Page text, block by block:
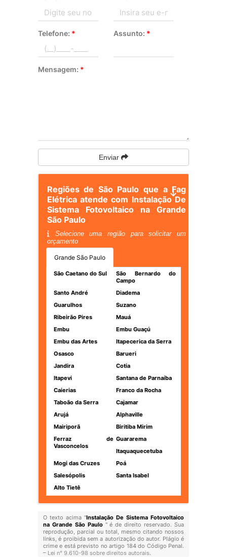
Telefone: * Assunto: *
Mensagem: *
Enviar
Regiões de São Paulo que a Fag
Elétrica atende com Instalação De
Sistema Fotovoltaico na Grande
São Paulo
Selecione uma região para solicitar um
orçamento
Grande São Paulo
São Caetano do Sul
São Bernardo do
Campo
Santo André
Diadema
Guarulhos
Suzano
Ribeirão Pires
Mauá
Embu
Embu Guaçú
Embu das Artes
Itapecerica da Serra
Osasco
Barueri
Jandira
Cotia
Itapevi
Santana de Parnaíba
Caierias
Franco da Rocha
Taboão da Serra
Cajamar
Arujá
Alphaville
Mairiporã
Biritiba Mirim
Ferraz de
Vasconcelos
Guararema
Itaquaquecetuba
Mogi das Cruzes
Poá
Salesópolis
Santa Isabel
Alto Tietê
O texto acima "Instalação De Sistema Fotovoltaico
na Grande São Paulo " é de direito reservado. Sua
reprodução, parcial ou total, mesmo citando nossos
links, é proibida sem a autorização do autor. Plágio é
crime e está previsto no artigo 184 do Código Penal.
– Lei n° 9.610-98 sobre direitos autorais.